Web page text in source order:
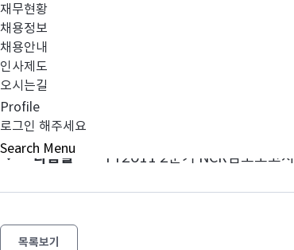
재무현황
채용정보
채용안내
인사제도
오시는길
Profile
로그인 해주세요
Search Menu
이전글
다음글 FY2011 2분기 NCR검토보고서
목록보기